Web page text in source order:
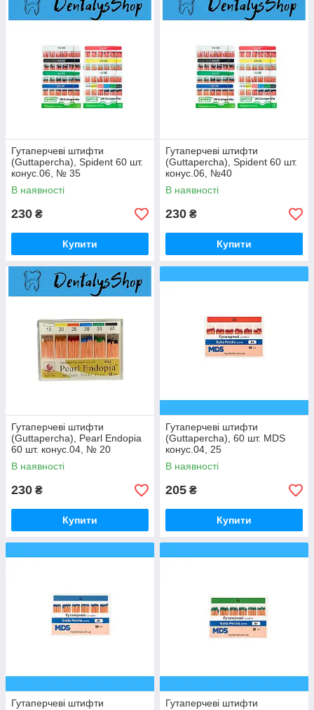
Гутаперчеві штифти
(Guttapercha), Spident 60 шт.
конус.06, № 35
В наявності
230 ₴
Купити
Гутаперчеві штифти
(Guttapercha), Spident 60 шт.
конус.06, №40
В наявності
230 ₴
Купити
Гутаперчеві штифти
(Guttapercha), Pearl Endopia
60 шт. конус.04, № 20
В наявності
230 ₴
Купити
Гутаперчеві штифти
(Guttapercha), 60 шт. MDS
конус.04, 25
В наявності
205 ₴
Купити
Гутаперчеві штифти
Гутаперчеві штифти